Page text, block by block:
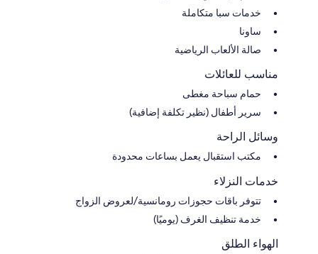
خدمات سبا متكاملة
ساونا
صالة الألعاب الرياضية
مناسب للعائلات
حمام سباحة مغطى
سرير أطفال (نظير تكلفة إضافية)
وسائل الراحة
مكتب استقبال يعمل بساعات محدودة
خدمات النزلاء
تتوفر باقات حجوزات رومانسية/لعروض الزواج
خدمة تنظيف الغرف (يوميًا)
الهواء الطلق